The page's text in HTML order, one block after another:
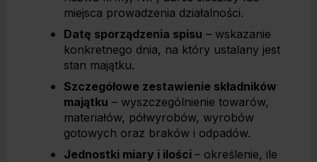
miejsca prowadzenia działalności.
Datę sporządzenia spisu – wskazanie
konkretnego dnia, na który ustalany jest
stan majątku.
Szczegółowe zestawienie składników
majątku – wyszczególnienie towarów,
materiałów, półwyrobów, wyrobów
gotowych oraz braków i odpadów.
Jednostki miary i ilości – określenie, ile